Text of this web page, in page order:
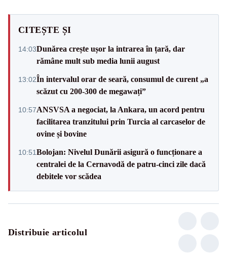
CITEȘTE ȘI
14:03Dunărea crește ușor la intrarea în țară, dar
rămâne mult sub media lunii august
13:02În intervalul orar de seară, consumul de curent „a
scăzut cu 200-300 de megawați”
10:57ANSVSA a negociat, la Ankara, un acord pentru
facilitarea tranzitului prin Turcia al carcaselor de
ovine și bovine
10:51Bolojan: Nivelul Dunării asigură o funcționare a
centralei de la Cernavodă de patru-cinci zile dacă
debitele vor scădea
Distribuie articolul